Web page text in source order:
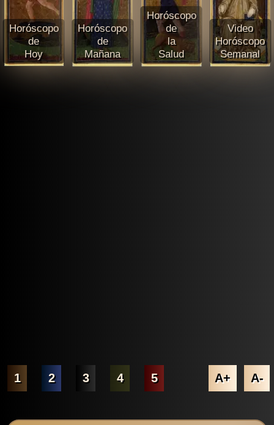
Horóscopo
de
Hoy
Horóscopo
de
Mañana
Horóscopo
de
la
Salud
Video
Horóscopo
Semanal
1 2 3 4 5 A+ A-